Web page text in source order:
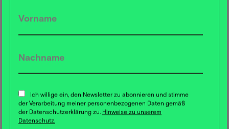
Ich willige ein, den Newsletter zu abonnieren und stimme
der Verarbeitung meiner personenbezogenen Daten gemäß
der Datenschutzerklärung zu. Hinweise zu unserem
Datenschutz.